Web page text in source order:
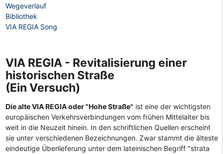
Wegeverlauf
Bibliothek
VIA REGIA Song
VIA REGIA - Revitalisierung einer
historischen Straße
(Ein Versuch)
Die alte VIA REGIA oder "Hohe Straße" ist eine der wichtigsten
europäischen Verkehrsverbindungen vom frühen Mittelalter bis
weit in die Neuzeit hinein. In den schriftlichen Quellen erscheint
sie unter verschiedenen Bezeichnungen. Zwar stammt die älteste
eindeutige Überlieferung unter dem lateinischen Begriff "strata